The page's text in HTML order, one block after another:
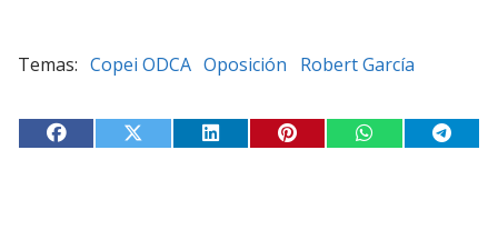
Copei ODCA Oposición Robert García